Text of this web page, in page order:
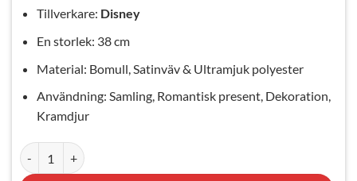
Tillverkare: Disney
En storlek: 38 cm
Material: Bomull, Satinväv & Ultramjuk polyester
Användning: Samling, Romantisk present, Dekoration,
Kramdjur
Stitch Gosedjur Skönheten och Odjuret mängd